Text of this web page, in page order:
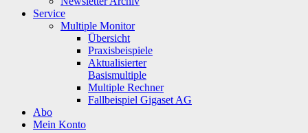
Service
Multiple Monitor
Übersicht
Praxisbeispiele
Aktualisierter
Basismultiple
Multiple Rechner
Fallbeispiel Gigaset AG
Abo
Mein Konto